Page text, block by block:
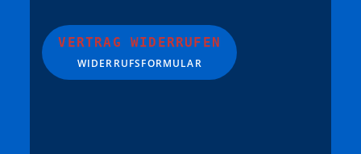
Trident
Trix
VERTRAG WIDERRUFEN
WIDERRUFSFORMULAR